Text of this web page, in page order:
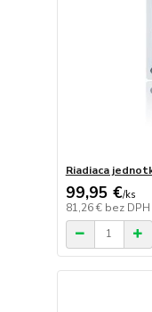
Riadiaca
99,95 €/ks
81,26 € bez DPH